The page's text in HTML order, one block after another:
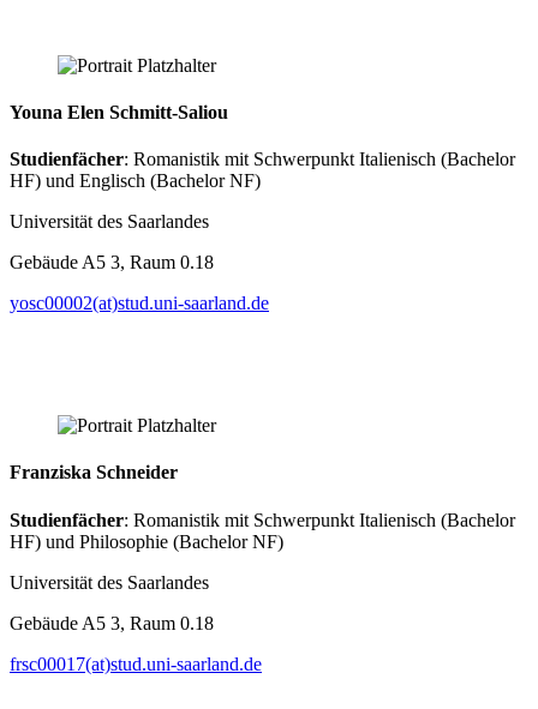
Youna Elen Schmitt-Saliou
Studienfächer: Romanistik mit Schwerpunkt Italienisch (Bachelor
HF) und Englisch (Bachelor NF)
Universität des Saarlandes
Gebäude A5 3, Raum 0.18
yosc00002(at)stud.uni-saarland.de
Franziska Schneider
Studienfächer: Romanistik mit Schwerpunkt Italienisch (Bachelor
HF) und Philosophie (Bachelor NF)
Universität des Saarlandes
Gebäude A5 3, Raum 0.18
frsc00017(at)stud.uni-saarland.de